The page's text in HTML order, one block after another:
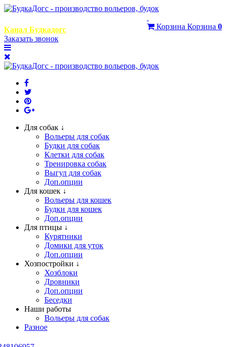
Корзина Корзина 0
Канал Будкадогс
Заказать звонок
Для собак ↓
Вольеры для собак
Будки для собак
Клетки для собак
Тренировка собак
Выгул для собак
Доп.опции
Для кошек ↓
Вольеры для кошек
Будки для кошек
Доп.опции
Для птицы ↓
Курятники
Домики для уток
Доп.опции
Хозпостройки ↓
Хозблоки
Дровники
Доп.опции
Беседки
Наши работы
Вольеры для собак
Разное